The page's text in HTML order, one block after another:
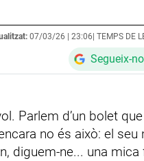
07/03/26 | 23:06 | TEMPS DE
Segueix-
Parlem d’un bolet
no és això: el seu
diguem-ne... una mica